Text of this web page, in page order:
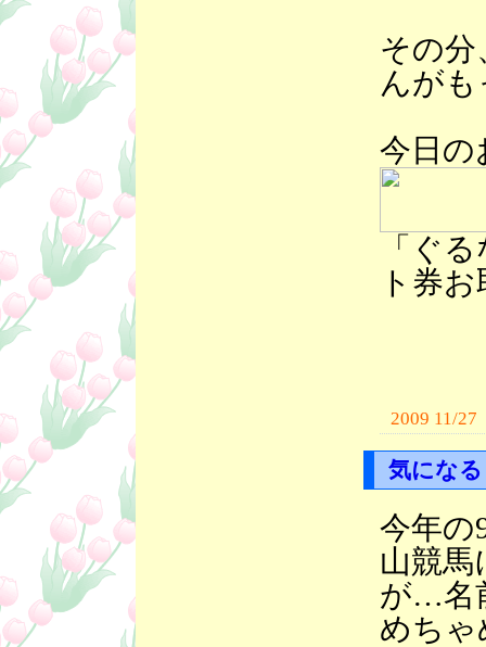
その分
んが
今日
「ぐ
ト券
2009 11/27
気にな
今年の
山競
が…名
めち